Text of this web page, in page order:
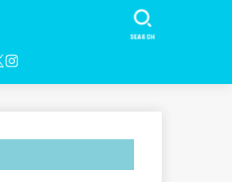
SEARCH